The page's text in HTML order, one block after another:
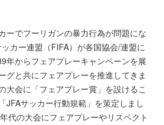
ーでフーリガンの暴力行為が問題にな
カー連盟（FIFA）が各国協会/連盟に
年からフェアプレーキャンペーンを展
グと共にフェアプレーを推進してきま
大会に「フェアプレー賞」を設けるこ
JFAサッカー行動規範」を策定しまし
代の大会にフェアプレーやリスペクト